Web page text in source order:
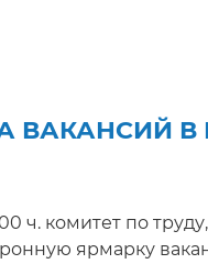
ВАКАНСИЙ В
ч. комитет по
ярмарку